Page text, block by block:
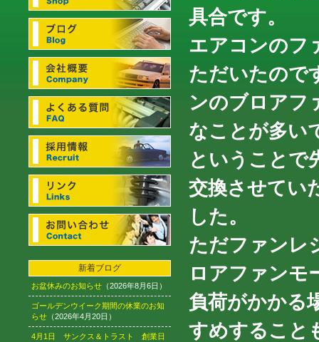
新着ブログ
お盆休みのお知らせ （2026年8月6日）
ゴールデンウイーク期間の休業のお知
らせ （2026年4月20日）
4月1日 サンクス＆トラスト 創業日
具合です。
エアコンのフ
ただいたので
ンのブロアフ
なことが多い
ということで
交換させてい
した。
ただファンレ
ロアファンモ
負荷がかかる
すめすること